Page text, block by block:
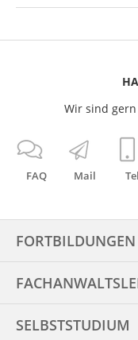
FAQ Mail
Wir sind
FORTBILDUNGEN
SELBSTSTUDIUM